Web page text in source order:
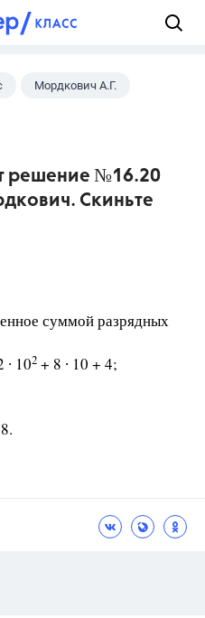
Мордкович А.Г.
решение №16.20
Скиньте
суммой разрядных
∙ 102 + 8 ∙ 10 + 4;